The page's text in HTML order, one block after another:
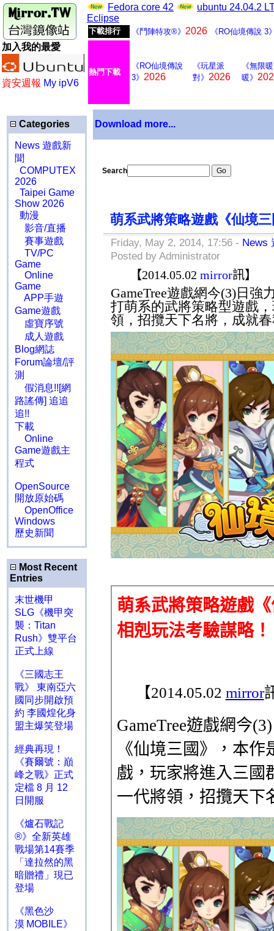
加入我的最愛
資安週報 My ipV6
Fedora core 42
ubuntu 24.04.2
Eclipse
下載排行 《鬥陣特攻®》 2026 《RO仙境傳說 3
熱門下載
《RO仙境傳說
3》 2026
《玩星派
對》 2026
《無限暖
暖》
Categories
News 遊戲新
聞
COMPUTEX
2026
Taipei Game
Show 2026
動漫
影音/直播
賽事遊戲
TV/PC
Game
Online
Game
APP手遊
Game遊戲
虛寶序號
成人遊戲
Blog網誌
Forum論壇/評
測
假消息!![網
路謠傳] 追追
追!!
下載
Online
Game遊戲主
程式
OpenSource
開放原始碼
OpenOffice
Windows
歷史新聞
Most Recent
Entries
末世機甲
SLG《機甲突
襲：Titan
Rush》雙平台
正式上線
《三國志王
戰》 東南亞六
國同步開啟預
約 李國煌化身
盟主爆笑登場
經典再現！
《賽爾號：巔
峰之戰》正式
定檔 8 月 12
日開服
《爐石戰記
®》全新英雄
戰場第14賽季
「達拉然的黑
暗贈禮」現已
登場
《黑色沙
漠 MOBILE》
Download more...
Search
萌系武將策略遊戲《仙境
Friday, May 2, 2014, 17:56 - News
Posted by Administrator
【2014.05.02 mirror訊】
GameTree遊戲網今(3)日強
打萌系的武將策略型遊戲
領，招攬天下名將，成就